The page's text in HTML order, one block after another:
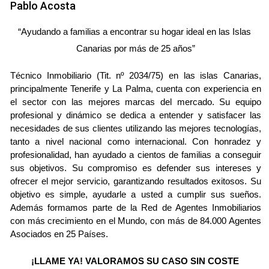
una ventaja competitiva a la hora de vender tu piso, casa o
Anuncios de venta de pisos en Tenerife:
Si estás buscando vender un piso en Tenerife,
Paraisoinmobiliario.com es tu mejor opción. Con una
sección especializada en anuncios de venta de pisos en la
isla, podrás llegar a un público específico interesado en
este tipo de propiedades. Además, contarás con la
asesoría de expertos en el mercado inmobiliario de
Tenerife, quienes te guiarán en cada paso del proceso de
venta.
Conclusión:
En resumen, si eres un vendedor particular que busca una
de inmuebles, Paraisoinmobiliario.com es la opción
Pablo Acosta
“Ayudando a familias a encontrar su hogar ideal en las Islas
Canarias por más de 25 años”
Técnico Inmobiliario (Tit. nº 2034/75) en las islas Canarias,
principalmente Tenerife y La Palma, cuenta con experiencia en
el sector con las mejores marcas del mercado. Su equipo
profesional y dinámico se dedica a entender y satisfacer las
necesidades de sus clientes utilizando las mejores tecnologías,
tanto a nivel nacional como internacional. Con honradez y
profesionalidad, han ayudado a cientos de familias a conseguir
sus objetivos. Su compromiso es defender sus intereses y
ofrecer el mejor servicio, garantizando resultados exitosos. Su
objetivo es simple, ayudarle a usted a cumplir sus sueños.
Además formamos parte de la Red de Agentes Inmobiliarios
con más crecimiento en el Mundo, con más de 84.000 Agentes
Asociados en 25 Países.
¡LLAME YA! VALORAMOS SU CASO SIN COSTE